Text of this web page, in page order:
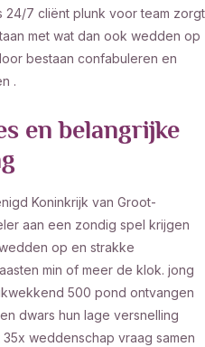
24/7 cliënt plunk voor team zorgt
met wat dan ook wedden op
bestaan confabuleren en
.
en belangrijke
Koninkrijk van Groot-
aan een zondig spel krijgen
op en strakke
min of meer de klok. jong
500 pond ontvangen
dwars hun lage versnelling
weddenschap vraag samen